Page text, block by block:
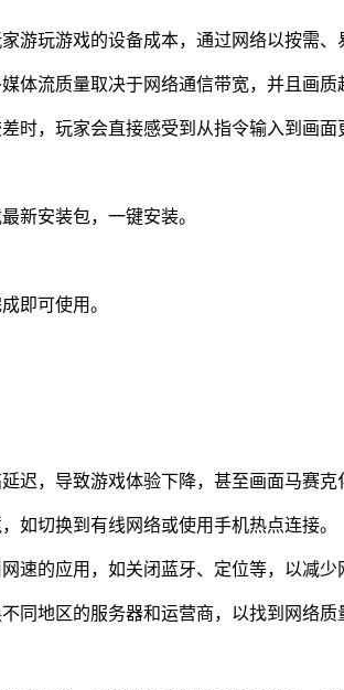
玩游戏的设备成本，通过网络以按需、
流质量取决于网络通信带宽，并且画质
，玩家会直接感受到从指令输入到画面
安装包，一键安装。
即可使用。
，导致游戏体验下降，甚至画面马赛克
切换到有线网络或使用手机热点连接。
的应用，如关闭蓝牙、定位等，以减少
地区的服务器和运营商，以找到网络质